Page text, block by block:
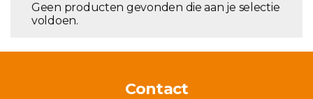
Geen producten gevonden die aan je selectie
voldoen.
Contact